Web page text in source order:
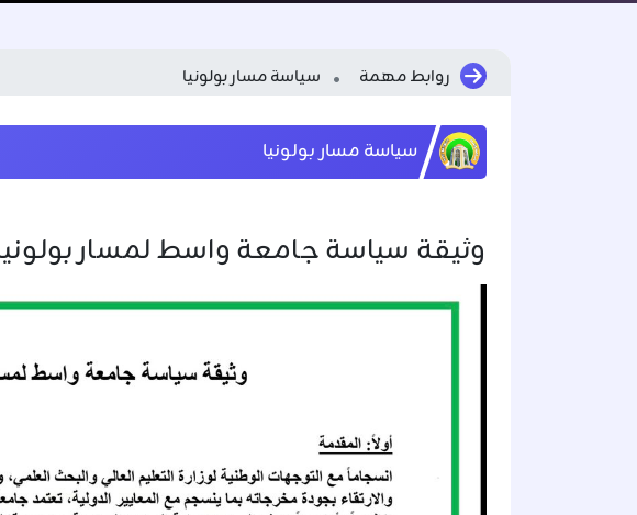
روابط مهمة سياسة مسار بولونيا
سياسة مسار بولونيا
وثيقة سياسة جامعة واسط لمسار